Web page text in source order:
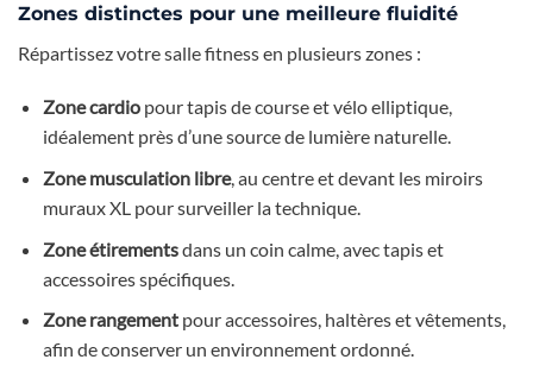
Zones distinctes pour une meilleure fluidité
Répartissez votre salle fitness en plusieurs zones :
Zone cardiopour tapis de course et vélo elliptique,
idéalement près d’une source de lumière naturelle.
Zone musculation libre, au centre et devant les miroirs
muraux XL pour surveiller la technique.
Zone étirementsdans un coin calme, avec tapis et
accessoires spécifiques.
Zone rangementpour accessoires, haltères et vêtements,
afin de conserver un environnement ordonné.